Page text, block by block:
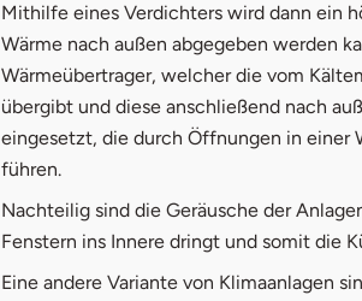
Mithilfe eines Verdichters wird dann ein
Wärme nach außen abgegeben werden
Wärmeübertrager, welcher die vom
übergibt und diese anschließend nach
eingesetzt, die durch Öffnungen in einer
führen.
Nachteilig sind die Geräusche der
Fenstern ins Innere dringt und somit die
Eine andere Variante von Klimaanlagen